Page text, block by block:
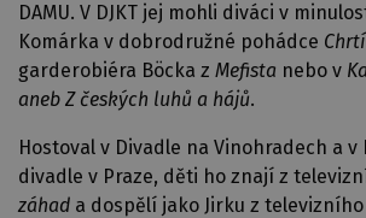
DAMU. V DJKT jej mohli diváci v
Komárka v dobrodružné pohádce
garderobiéra Böcka z Mefista nebo v
aneb Z českých luhů a hájů.
Hostoval v Divadle na Vinohradech a
divadle v Praze, děti ho znají z
záhad a dospělí jako Jirku z